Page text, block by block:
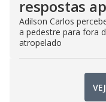
respostas
Adilson Carlos
a pedestre para fora
atropelado